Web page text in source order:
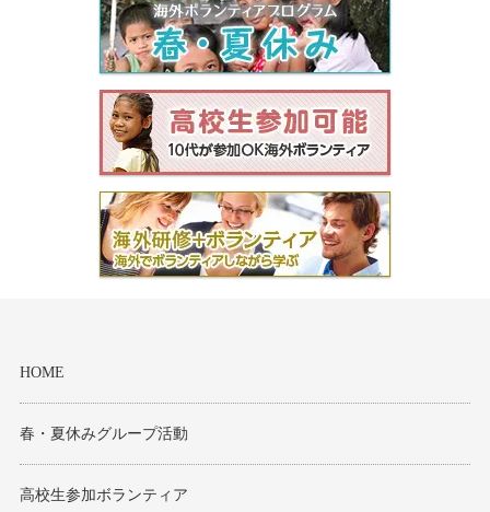
HOME
春・夏休みグループ活動
高校生参加ボランティア